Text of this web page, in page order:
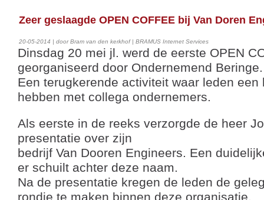
Zeer geslaagde OPEN COFFEE bij Van Doren
20-05-2014 | door Bram van den kerkhof | BRAMUS Internet Services
Dinsdag 20 mei jl. werd de eerste OPEN
georganiseerd door Ondernemend Beringe.
Een terugkerende activiteit waar leden
hebben met collega ondernemers.
Als eerste in de reeks verzorgde de heer
presentatie over zijn
bedrijf Van Dooren Engineers. Een
er schuilt achter deze naam.
Na de presentatie kregen de leden de
rondje te maken binnen deze organisatie.